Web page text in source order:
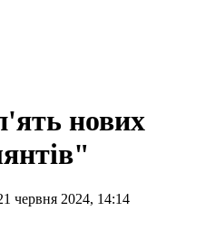
нових
червня 2024, 14:14